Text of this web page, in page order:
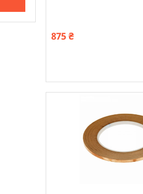
875 ₴